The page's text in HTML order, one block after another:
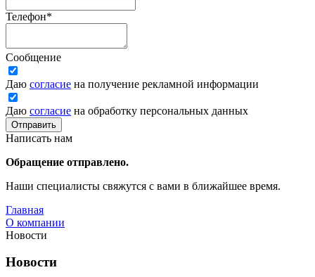
Телефон*
Сообщение
Даю согласие на получение рекламной информации
Даю согласие на обработку персональных данных
Отправить
Написать нам
Обращение отправлено.
Наши специалисты свяжутся с вами в ближайшее время.
Главная
О компании
Новости
Новости